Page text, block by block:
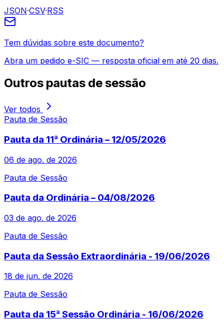
JSON·CSV·RSS
Tem dúvidas sobre este documento?
Abra um pedido e-SIC — resposta oficial em até 20 dias.
Outros pautas de sessão
Ver todos
Pauta de Sessão
Pauta da 11ª Ordinária – 12/05/2026
06 de ago. de 2026
Pauta de Sessão
Pauta da Ordinária – 04/08/2026
03 de ago. de 2026
Pauta de Sessão
Pauta da Sessão Extraordinária - 19/06/2026
18 de jun. de 2026
Pauta de Sessão
Pauta da 15ª Sessão Ordinária - 16/06/2026